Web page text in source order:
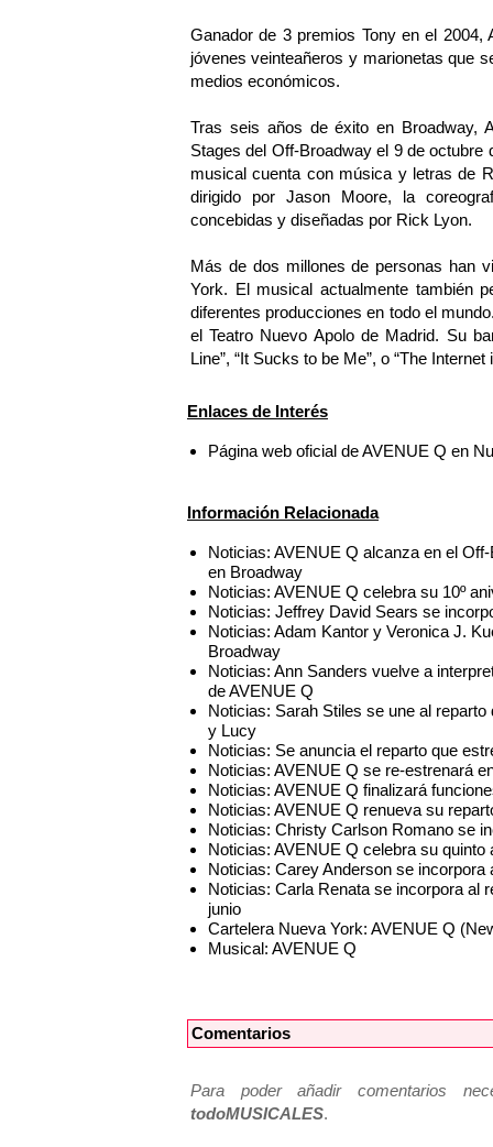
Ganador de 3 premios Tony en el
jóvenes veinteañeros y marionetas que
medios económicos.
Tras seis años de éxito en Broadway,
Stages del Off-Broadway el 9 de
musical cuenta con música y letras de
dirigido por Jason Moore, la
concebidas y diseñadas por Rick Lyon.
Más de dos millones de personas han
York. El musical actualmente también
diferentes producciones en todo el
el Teatro Nuevo Apolo de Madrid. Su
Line”, “It Sucks to be Me”, o “The Internet
Enlaces de Interés
Página web oficial de AVENUE Q en
Información Relacionada
Noticias: AVENUE Q alcanza en el
en Broadway
Noticias: AVENUE Q celebra su 10º
Noticias: Jeffrey David Sears se
Noticias: Adam Kantor y Veronica J.
Broadway
Noticias: Ann Sanders vuelve a
de AVENUE Q
Noticias: Sarah Stiles se une al
y Lucy
Noticias: Se anuncia el reparto que
Noticias: AVENUE Q se re-estrenará
Noticias: AVENUE Q finalizará
Noticias: AVENUE Q renueva su
Noticias: Christy Carlson Romano se
Noticias: AVENUE Q celebra su
Noticias: Carey Anderson se
Noticias: Carla Renata se incorpora al
junio
Cartelera Nueva York: AVENUE Q
Musical: AVENUE Q
Comentarios
Para poder añadir comentarios
todoMUSICALES.